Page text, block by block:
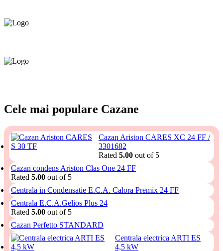
Cele mai populare Cazane​
Cazan Ariston CARES XC 24 FF /
3301682
Rated 5.00out of 5
Cazan condens Ariston Clas One 24 FF
Rated 5.00 out of 5
Centrala in Condensatie E.C.A. Calora Premix 24 FF
Centrala E.C.A.Gelios Plus 24
Rated 5.00 out of 5
Cazan Perfetto STANDARD
Centrala electrica ARTI ES
4,5 kW